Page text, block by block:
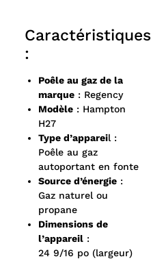
Caractéristiques
:
Poêle au gaz de la
marque : Regency
Modèle : Hampton
H27
Type d’appareil :
Poêle au gaz
autoportant en fonte
Source d’énergie :
Gaz naturel ou
propane
Dimensions de
l’appareil :
24 9/16 po (largeur)